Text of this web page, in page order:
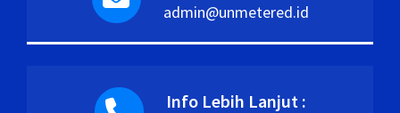
admin@unmetered.id
Info Lebih Lanjut :